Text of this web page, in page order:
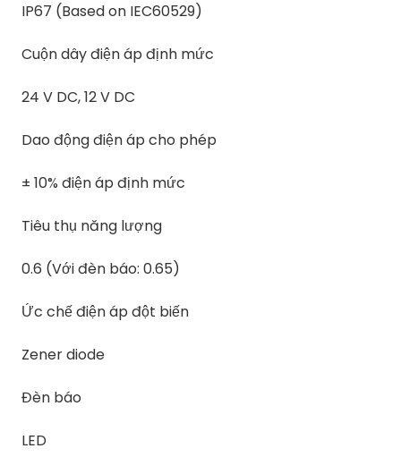
IP67 (Based on IEC60529)
Cuộn dây điện áp định mức
24 V DC, 12 V DC
Dao động điện áp cho phép
± 10% điện áp định mức
Tiêu thụ năng lượng
0.6 (Với đèn báo: 0.65)
Ức chế điện áp đột biến
Zener diode
Đèn báo
LED